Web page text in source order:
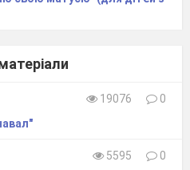
19076
0
5595
0